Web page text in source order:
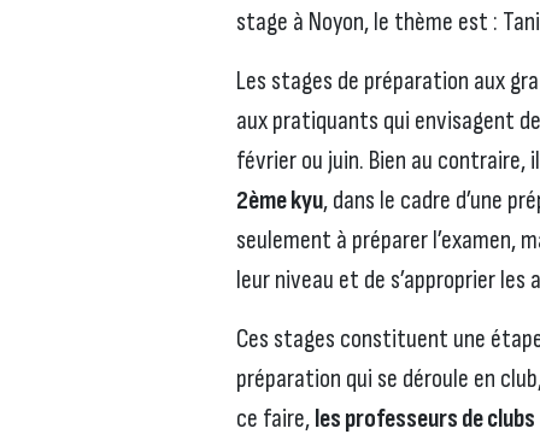
stage à Noyon, le thème est :
Les stages de préparation aux
aux pratiquants qui envisagent
février ou juin. Bien au
2ème kyu, dans le cadre d’une
seulement à préparer l’examen,
leur niveau et de s’approprier
Ces stages constituent une
préparation qui se déroule en
ce faire,les professeurs de